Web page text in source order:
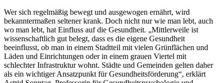
Wer sich regelmäßig bewegt und ausgewogen ernährt, wird
bekanntermaßen seltener krank. Doch nicht nur wie man lebt, auch
wo man lebt, hat Einfluss auf die Gesundheit. „Mittlerweile ist
wissenschaftlich gut belegt, dass es die eigene Gesundheit
beeinflusst, ob man in einem Stadtteil mit vielen Grünflächen und
Läden und Einrichtungen oder in einem grauen Viertel mit
schlechter Infrastruktur wohnt. Städte und Gemeinden gelten daher
als ein wichtiger Ansatzpunkt für Gesundheitsförderung“, erklärt